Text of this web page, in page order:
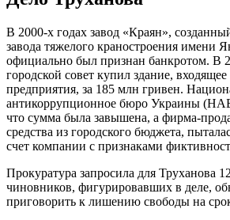
В 2000-х годах завод «Краян»,
завода тяжелого краностроения имени
официально был признан банкротом. В
городской совет купил здание,
предприятия, за 185 млн гривен.
антикоррупционное бюро Украины
что сумма была завышена, а фирма-
средства из городского бюджета,
счет компании с признаками
Прокуратура запросила для Труханова
чиновников, фигурировавших в деле,
приговорить к лишению свободы на